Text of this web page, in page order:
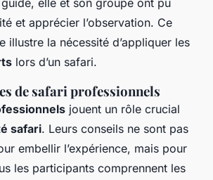
elle et son groupe ont pu
et apprécier l’observation. Ce
illustre la nécessité d’appliquer les
lors d’un safari.
de safari professionnels
jouent un rôle crucial
safari. Leurs conseils ne sont pas
embellir l’expérience, mais pour
les participants comprennent les